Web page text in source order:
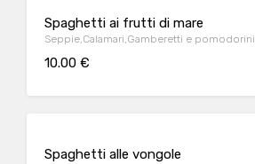
Spaghetti ai frutti di mare
Seppie,Calamari,Gamberetti e pomodorini
10.00 €
Spaghetti alle vongole